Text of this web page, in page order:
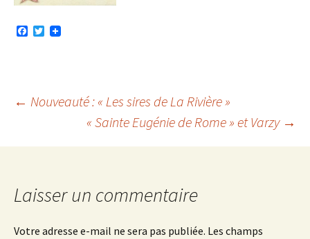
o
k
T
r
Navigation
des
articles
← Nouveauté : « Les sires de La Rivière »
« Sainte Eugénie de Rome » et Varzy →
Laisser un commentaire
Votre adresse e-mail ne sera pas publiée. Les champs